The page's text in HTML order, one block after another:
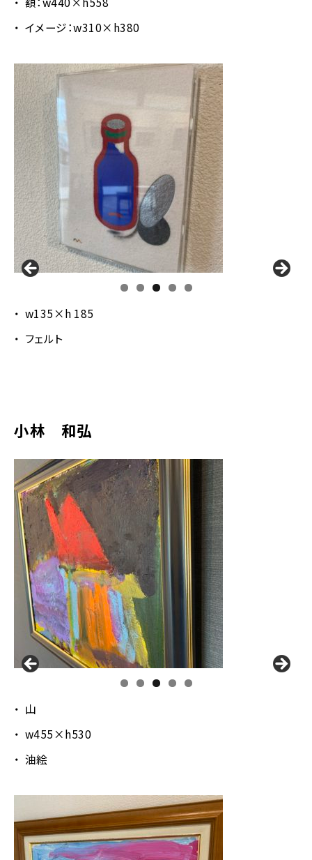
イメージ：w310×h380
w135×h 185
フェルト
小林 和弘
山
w455×h530
油絵